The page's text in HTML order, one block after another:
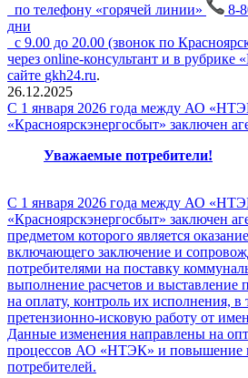
по телефону «горячей линии»
8-
дни
с 9.00 до 20.00 (звонок по
через online-консультант и в рубрике
сайте gkh24.ru.
26.12.2025
С 1 января 2026 года между АО
«Красноярскэнергосбыт» заключен
Уважаемые потребители!
С 1 января 2026 года между АО
«Красноярскэнергосбыт» заключен
предметом которого является
включающего заключение и
потребителями на поставку
выполнение расчетов и выставление
на оплату, контроль их исполнения,
претензионно-исковую работу от
Данные изменения направлены на
процессов АО «НТЭК» и повышение
потребителей.